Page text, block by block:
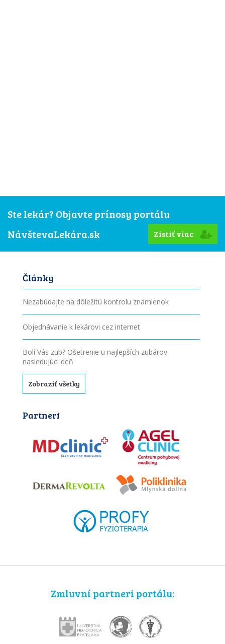
Ste lekár? Objavte prínosy portálu
NávštevaLekára.sk
Zistiť viac
Články
Nezabúdajte na dôležitú kontrolu znamienok
Objednávanie k lekárovi cez internet
Bolí Vás zub? Ošetrenie u najlepších zubárov
nasledujúci deň
Zobraziť všetky
Partneri
Zmluvní partneri portálu: